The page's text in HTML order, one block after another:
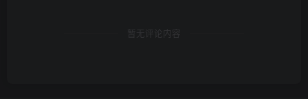
暂无评论内容